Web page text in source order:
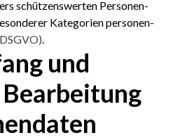
schützenswerten Personen­
Kategorien personen­
.
und